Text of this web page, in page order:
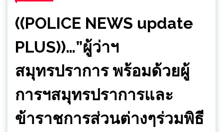
((POLICE NEWS update
PLUS))…”ผู้ว่าฯ
สมุทรปราการ พร้อมด้วยผู้
การฯสมุทรปราการและ
ข้าราชการส่วนต่างๆร่วมพิธี